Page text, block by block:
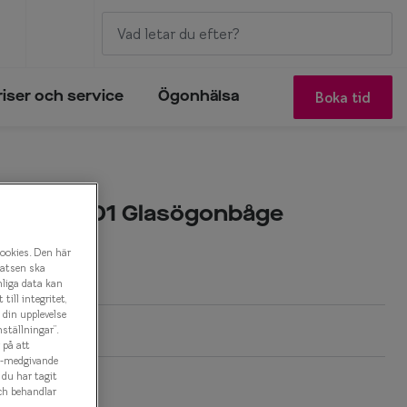
och service Ögonhälsa Boka tid
C01 Glasögonbåge
Den här
ska
data kan
till integritet,
upplevelse
på att
du har tagit
behandlar